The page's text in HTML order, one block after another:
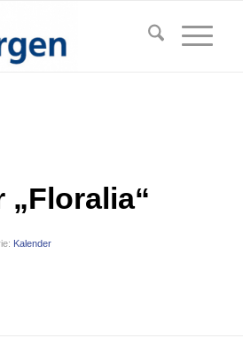
„Floralia“
Kalender